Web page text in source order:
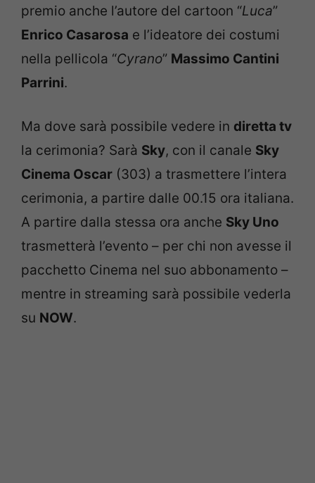
premio anche l’autore del cartoon “Luca”
Enrico Casarosa e l’ideatore dei costumi
nella pellicola “Cyrano” Massimo Cantini
Parrini.
Ma dove sarà possibile vedere in diretta tv
la cerimonia? Sarà Sky, con il canale Sky
Cinema Oscar (303) a trasmettere l’intera
cerimonia, a partire dalle 00.15 ora italiana.
A partire dalla stessa ora anche Sky Uno
trasmetterà l’evento – per chi non avesse il
pacchetto Cinema nel suo abbonamento –
mentre in streaming sarà possibile vederla
su NOW.